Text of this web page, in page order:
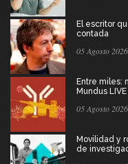
El escritor
contada
05 Agosto 2026
Entre miles:
Mundus LIVE
05 Agosto 2026
Movilidad y
de